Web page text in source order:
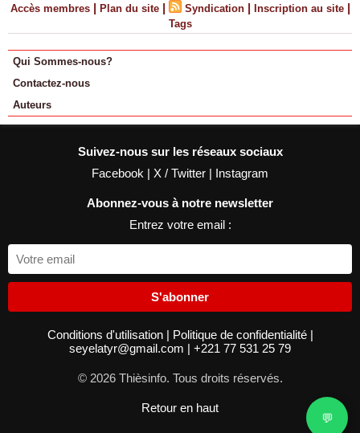
Accès membres | Plan du site | Syndication | Inscription au site |
Tags
Qui Sommes-nous?
Contactez-nous
Auteurs
Suivez-nous sur les réseaux sociaux
Facebook | X / Twitter | Instagram
Abonnez-vous à notre newsletter
Entrez votre email :
S'abonner
Conditions d'utilisation | Politique de confidentialité |
seyelatyr@gmail.com | +221 77 531 25 79
© 2026 Thièsinfo. Tous droits réservés.
Retour en haut
💬